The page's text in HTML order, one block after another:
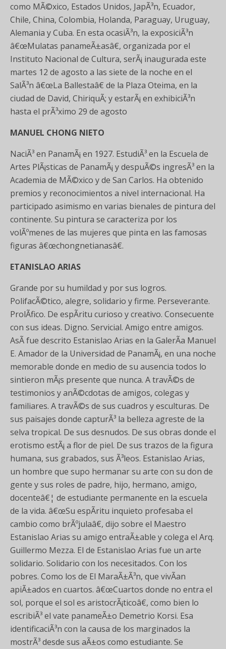
como MÃ©xico, Estados Unidos, JapÃ³n, Ecuador,
Chile, China, Colombia, Holanda, Paraguay, Uruguay,
Alemania y Cuba. En esta ocasiÃ³n, la exposiciÃ³n
â€œMulatas panameÃ±asâ€, organizada por el
Instituto Nacional de Cultura, serÃ¡ inaugurada este
martes 12 de agosto a las siete de la noche en el
SalÃ³n â€œLa Ballestaâ€ de la Plaza Oteima, en la
ciudad de David, ChiriquÃ­; y estarÃ¡ en exhibiciÃ³n
hasta el prÃ³ximo 29 de agosto
MANUEL CHONG NIETO
NaciÃ³ en PanamÃ¡ en 1927. EstudiÃ³ en la Escuela de
Artes PlÃ¡sticas de PanamÃ¡ y despuÃ©s ingresÃ³ en la
Academia de MÃ©xico y de San Carlos. Ha obtenido
premios y reconocimientos a nivel internacional. Ha
participado asimismo en varias bienales de pintura del
continente. Su pintura se caracteriza por los
volÃºmenes de las mujeres que pinta en las famosas
figuras â€œchongnetianasâ€.
ETANISLAO ARIAS
Grande por su humildad y por sus logros.
PolifacÃ©tico, alegre, solidario y firme. Perseverante.
ProlÃ­fico. De espÃ­ritu curioso y creativo. Consecuente
con sus ideas. Digno. Servicial. Amigo entre amigos.
AsÃ­ fue descrito Estanislao Arias en la GalerÃ­a Manuel
E. Amador de la Universidad de PanamÃ¡, en una noche
memorable donde en medio de su ausencia todos lo
sintieron mÃ¡s presente que nunca. A travÃ©s de
testimonios y anÃ©cdotas de amigos, colegas y
familiares. A travÃ©s de sus cuadros y esculturas. De
sus paisajes donde capturÃ³ la belleza agreste de la
selva tropical. De sus desnudos. De sus obras donde el
erotismo estÃ¡ a flor de piel. De sus trazos de la figura
humana, sus grabados, sus Ã³leos. Estanislao Arias,
un hombre que supo hermanar su arte con su don de
gente y sus roles de padre, hijo, hermano, amigo,
docenteâ€¦ de estudiante permanente en la escuela
de la vida. â€œSu espÃ­ritu inquieto profesaba el
cambio como brÃºjulaâ€, dijo sobre el Maestro
Estanislao Arias su amigo entraÃ±able y colega el Arq.
Guillermo Mezza. El de Estanislao Arias fue un arte
solidario. Solidario con los necesitados. Con los
pobres. Como los de El MaraÃ±Ã³n, que vivÃ­an
apiÃ±ados en cuartos. â€œCuartos donde no entra el
sol, porque el sol es aristocrÃ¡ticoâ€, como bien lo
escribiÃ³ el vate panameÃ±o Demetrio Korsi. Esa
identificaciÃ³n con la causa de los marginados la
mostrÃ³ desde sus aÃ±os como estudiante. Se